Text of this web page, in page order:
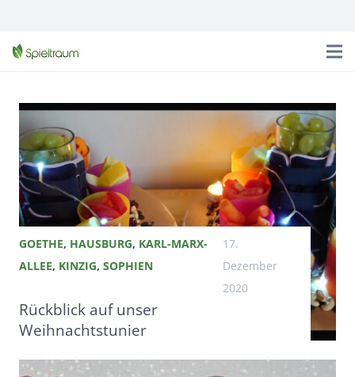
GOETHE, HAUSBURG, KARL-MARX-
ALLEE, KINZIG, SOPHIEN
17.
Dezember
2020
Rückblick auf unser
Weihnachtstunier